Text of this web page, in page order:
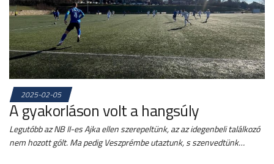
2025-02-05
A gyakorláson volt a hangsúly
Legutóbb az NB II-es Ajka ellen szerepeltünk, az az idegenbeli találkozó
nem hozott gólt. Ma pedig Veszprémbe utaztunk, s szenvedtünk…